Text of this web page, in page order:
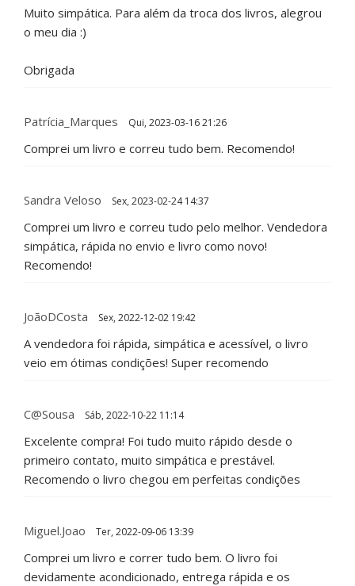
Muito simpática. Para além da troca dos livros, alegrou
o meu dia :)
Obrigada
Patrícia_Marques Qui, 2023-03-16 21:26
Comprei um livro e correu tudo bem. Recomendo!
Sandra Veloso Sex, 2023-02-24 14:37
Comprei um livro e correu tudo pelo melhor. Vendedora
simpática, rápida no envio e livro como novo!
Recomendo!
JoãoDCosta Sex, 2022-12-02 19:42
A vendedora foi rápida, simpática e acessível, o livro
veio em ótimas condições! Super recomendo
C@sousa Sáb, 2022-10-22 11:14
Excelente compra! Foi tudo muito rápido desde o
primeiro contato, muito simpática e prestável.
Recomendo o livro chegou em perfeitas condições
Miguel.joao Ter, 2022-09-06 13:39
Comprei um livro e correr tudo bem. O livro foi
devidamente acondicionado, entrega rápida e os